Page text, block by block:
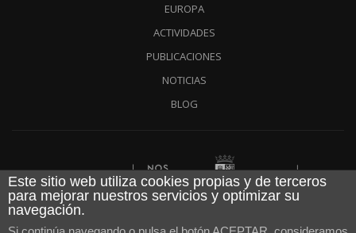
EUROPA
ACTIVIDADES
PUBLICACIONES
NOTICIAS
BLOG
Financiado por
Aviso legal
Este sitio web utiliza cookies propias y de terceros
para mejorar nuestros servicios y optimizar su
navegación.